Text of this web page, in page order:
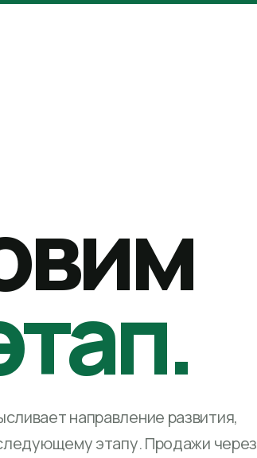
направление развития,
этапу. Продажи через